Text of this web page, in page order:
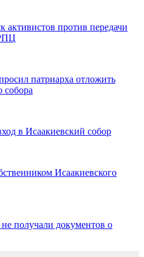
активистов против передачи
патриарха отложить
собора
в Исаакиевский собор
Исаакиевского
получали документов о